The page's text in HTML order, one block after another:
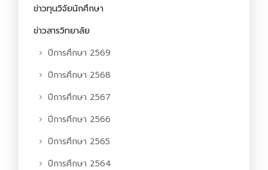
ข่าวทุนวิจัยนักศึกษา
ข่าวสารวิทยาลัย
ปีการศึกษา 2569
ปีการศึกษา 2568
ปีการศึกษา 2567
ปีการศึกษา 2566
ปีการศึกษา 2565
ปีการศึกษา 2564